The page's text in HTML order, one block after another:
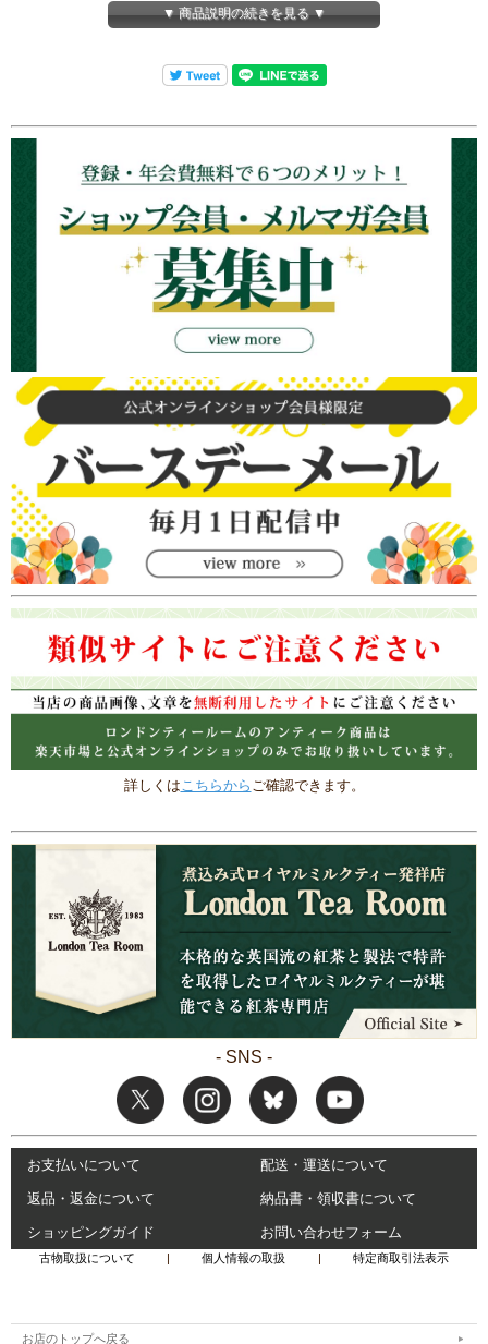
コーヒーポット： 幅約170mm×高さ約120mm 容量380cc
他のThe Ritz-Carltonの商品も見る
ロンドンティールームで扱うアンティークは全て一点商品です。
商品は各オンラインショップ・実店舗と在庫を共有しているため、在庫有りと表示
その場合はメールにてご連絡致しますので、予めご理解・ご了承のほど宜しくお願
い申し上げます。
▼ 商品説明の続きを見る ▼
詳しくはこちらから ご確認できます。
- SNS -
お支払いについて 配送・運送について
返品・返金について 納品書・領収書について
ショッピングガイド お問い合わせフォーム
古物取扱について | 個人情報の取扱 | 特定商取引法表示
お店のトップへ戻る